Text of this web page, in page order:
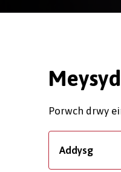
Porwch drwy
Addysg